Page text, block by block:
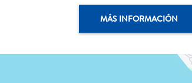
MÁS INFORMACIÓN